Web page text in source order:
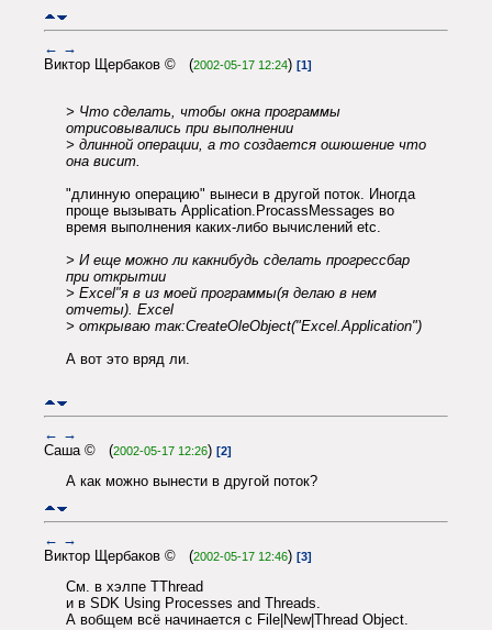
← →
Виктор Щербаков © (2002-05-17 12:24) [1]
> Что сделать, чтобы окна программы
отрисовывались при выполнении
> длинной операции, а то создается ошюшение что
она висит.
"длинную операцию" вынеси в другой поток. Иногда
проще вызывать Application.ProcassMessages во
время выполнения каких-либо вычислений etc.
> И еще можно ли какнибудь сделать прогрессбар
при открытии
> Excel"я в из моей программы(я делаю в нем
отчеты). Excel
> открываю так:CreateOleObject("Excel.Application")
А вот это вряд ли.
← →
Саша © (2002-05-17 12:26) [2]
А как можно вынести в другой поток?
← →
Виктор Щербаков © (2002-05-17 12:46) [3]
См. в хэлпе TThread
и в SDK Using Processes and Threads.
А вобщем всё начинается с File|New|Thread Object.